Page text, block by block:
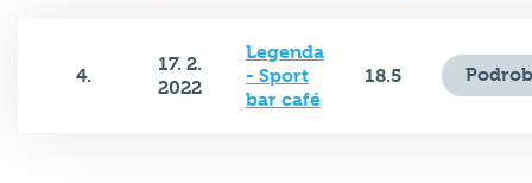
4.
17. 2.
2022
Legenda
- Sport
bar café
18.5